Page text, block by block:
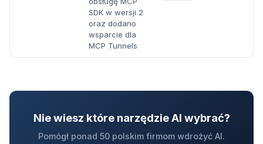
SDK w wersji 2
oraz dodano
wsparcie dla
MCP Tunnels
Nie wiesz które narzędzie AI wybrać?
Pomógł ponad 50 polskim firmom wdrożyć AI.